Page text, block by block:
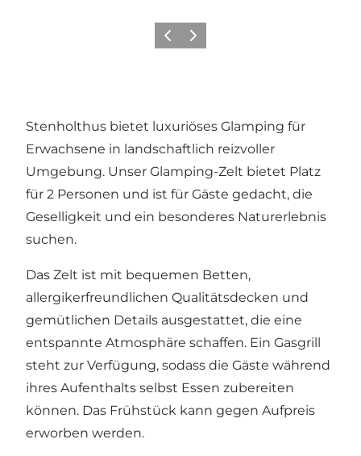
ZurückWeiter
Stenholthus bietet luxuriöses Glamping für
Erwachsene in landschaftlich reizvoller
Umgebung. Unser Glamping-Zelt bietet Platz
für 2 Personen und ist für Gäste gedacht, die
Geselligkeit und ein besonderes Naturerlebnis
suchen.
Das Zelt ist mit bequemen Betten,
allergikerfreundlichen Qualitätsdecken und
gemütlichen Details ausgestattet, die eine
entspannte Atmosphäre schaffen. Ein Gasgrill
steht zur Verfügung, sodass die Gäste während
ihres Aufenthalts selbst Essen zubereiten
können. Das Frühstück kann gegen Aufpreis
erworben werden.